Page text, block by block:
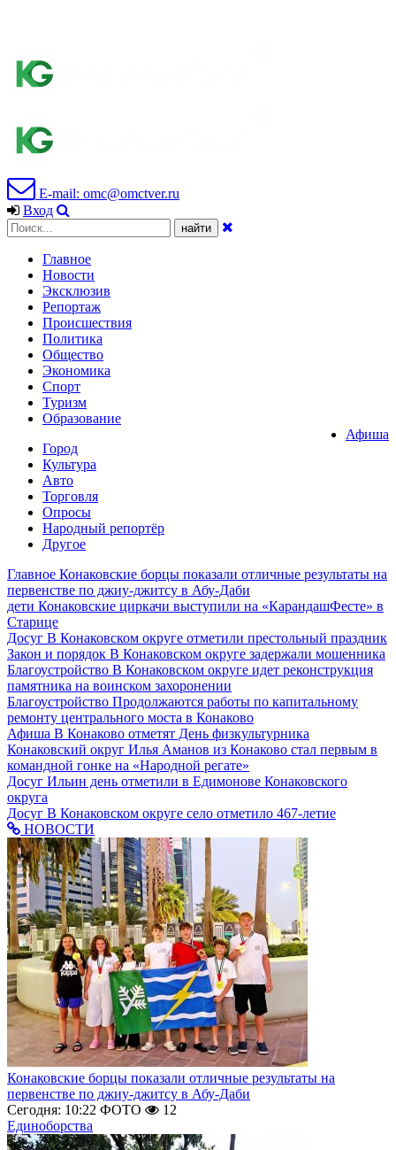
E-mail: omc@omctver.ru
Вход
Главное
Новости
Эксклюзив
Репортаж
Происшествия
Политика
Общество
Экономика
Спорт
Туризм
Образование
Афиша
Город
Культура
Авто
Торговля
Опросы
Народный репортёр
Другое
Главное Конаковские борцы показали отличные результаты на
первенстве по джиу-джитсу в Абу-Даби
дети Конаковские циркачи выступили на «КарандашФесте» в
Старице
Досуг В Конаковском округе отметили престольный праздник
Закон и порядок В Конаковском округе задержали мошенника
Благоустройство В Конаковском округе идет реконструкция
памятника на воинском захоронении
Благоустройство Продолжаются работы по капитальному
ремонту центрального моста в Конаково
Афиша В Конаково отметят День физкультурника
Конаковский округ Илья Аманов из Конаково стал первым в
командной гонке на «Народной регате»
Досуг Ильин день отметили в Едимонове Конаковского
округа
Досуг В Конаковском округе село отметило 467-летие
НОВОСТИ
Конаковские борцы показали отличные результаты на
первенстве по джиу-джитсу в Абу-Даби
Сегодня: 10:22 ФОТО
12
Единоборства